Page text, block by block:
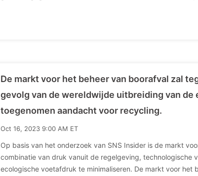
De markt voor het beheer van boorafval zal
gevolg van de wereldwijde uitbreiding van
toegenomen aandacht voor recycling.
Oct 16, 2023 9:00 AM ET
Op basis van het onderzoek van SNS Insider is de markt
combinatie van druk vanuit de regelgeving, technologische
ecologische voetafdruk te minimaliseren. De markt voor